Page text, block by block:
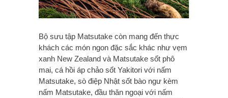
Bộ sưu tập Matsutake còn mang đến thực
khách các món ngon đặc sắc khác như vẹm
xanh New Zealand và Matsutake sốt phô
mai, cá hồi áp chảo sốt Yakitori với nấm
Matsutake, sò điệp Nhật sốt bào ngư kèm
nấm Matsutake, đầu thăn ngoại với nấm